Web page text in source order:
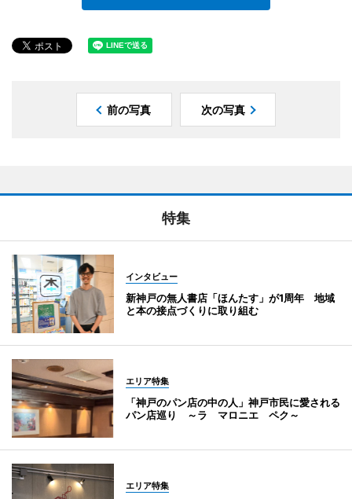
前の写真 次の写真
特集
インタビュー
新神戸の無人書店「ほんたす」が1周年 地域
と本の接点づくりに取り組む
エリア特集
「神戸のパン店の中の人」神戸市民に愛される
パン店巡り ～ラ マロニエ ペク～
エリア特集